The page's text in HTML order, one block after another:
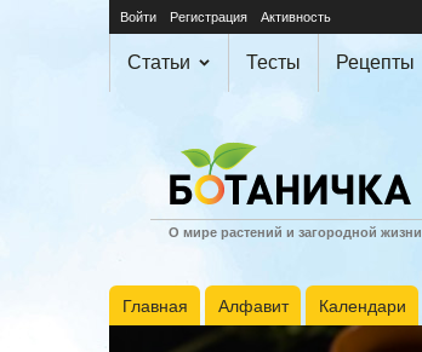
Войти Регистрация Активность
Статьи Тесты Рецепты
О мире растений и загородной жизни
Главная Алфавит Календари